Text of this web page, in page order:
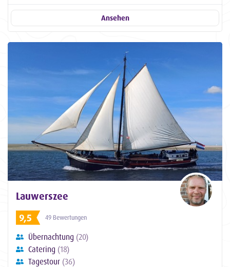
Ansehen
Lauwerszee
9,5
49 Bewertungen
Übernachtung (20)
Catering (18)
Tagestour (36)